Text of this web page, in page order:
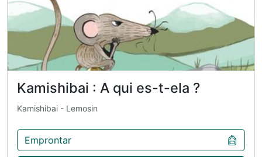
Kamishibai : A qui es-t-ela ?
Kamishibai - Lemosin
Emprontar